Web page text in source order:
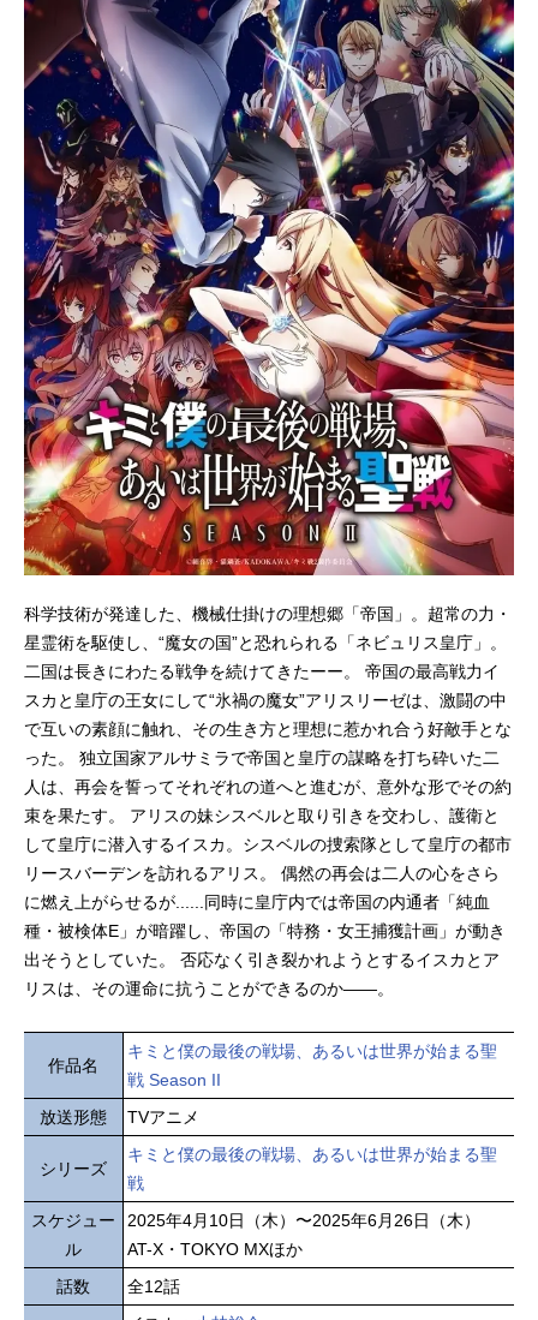
科学技術が発達した、機械仕掛けの理想郷「帝国」。超常の力・
星霊術を駆使し、“魔女の国”と恐れられる「ネビュリス皇庁」。
二国は長きにわたる戦争を続けてきたーー。 帝国の最高戦力イ
スカと皇庁の王女にして“氷禍の魔女”アリスリーゼは、激闘の中
で互いの素顔に触れ、その生き方と理想に惹かれ合う好敵手とな
った。 独立国家アルサミラで帝国と皇庁の謀略を打ち砕いた二
人は、再会を誓ってそれぞれの道へと進むが、意外な形でその約
束を果たす。 アリスの妹シスベルと取り引きを交わし、護衛と
して皇庁に潜入するイスカ。シスベルの捜索隊として皇庁の都市
リースバーデンを訪れるアリス。 偶然の再会は二人の心をさら
に燃え上がらせるが......同時に皇庁内では帝国の内通者「純血
種・被検体E」が暗躍し、帝国の「特務・女王捕獲計画」が動き
出そうとしていた。 否応なく引き裂かれようとするイスカとア
リスは、その運命に抗うことができるのか——。
作品名
キミと僕の最後の戦場、あるいは世界が始まる聖
戦 Season II
放送形態
TVアニメ
シリーズ
キミと僕の最後の戦場、あるいは世界が始まる聖
戦
スケジュー
ル
2025年4月10日（木）〜2025年6月26日（木）
AT-X・TOKYO MXほか
話数
全12話